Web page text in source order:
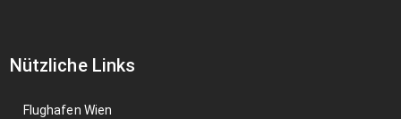
Nützliche Links
Flughafen Wien